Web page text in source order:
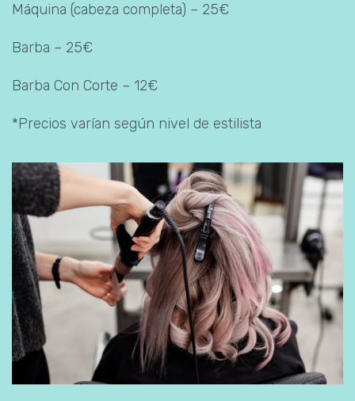
Máquina (cabeza completa) – 25€
Barba – 25€
Barba Con Corte – 12€
*Precios varían según nivel de estilista